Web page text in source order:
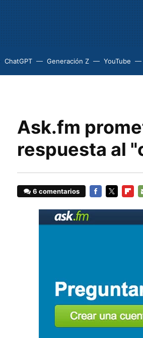
ChatGPT Generación Z YouTube
Ask.fm
respuesta al
6 comentarios